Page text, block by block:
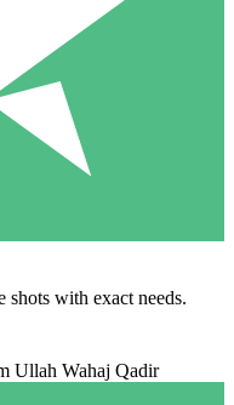
shots with exact needs.
Ullah Wahaj Qadir